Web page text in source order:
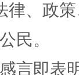
律、政
民。
言即表